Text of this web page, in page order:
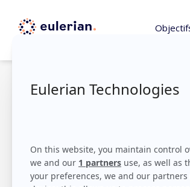
Quel
les